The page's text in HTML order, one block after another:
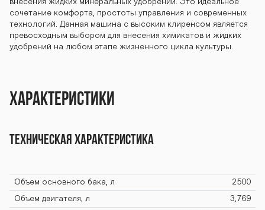
М Барс ОС-250
0М Барс ОС-25
00М Барс ОС-2
500М Барс ОС-
внесения жидких минеральных удобрений. Это идеальное
сочетание комфорта, простоты управления и современных
технологий. Данная машина c высоким клиренсом является
превосходным выбором для внесения химикатов и жидких
удобрений на любом этапе жизненного цикла культуры.
Характеристики
Техническая характеристика
Объем основного бака, л 2500
Объем двигателя, л 3,769